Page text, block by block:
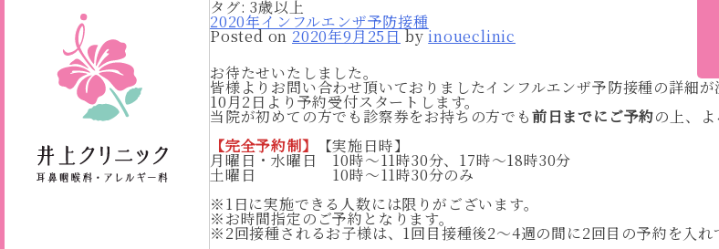
タグ:3歳以上
2020年インフルエンザ予防接種
Posted on2020年9月25日byinoueclinic
お待たせいたしました。
皆様よりお問い合わせ頂いておりましたインフルエンザ予防接種の詳細が
10月2日より予約受付スタートします。
当院が初めての方でも診察券をお持ちの方でも前日までにご予約の上、よ
【完全予約制】
【実施日時】
月曜日・水曜日 10時〜11時30分、17時〜18時30分
土曜日 10時〜11時30分のみ
※1日に実施できる人数には限りがございます。
※お時間指定のご予約となります。
※2回接種されるお子様は、1回目接種後2〜4週の間に2回目の予約を入れ